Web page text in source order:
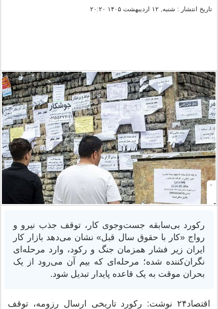
تاریخ انتشار : شنبه, ۱۲ اردیبهشت ۱۴۰۵ ۲۰:۲۰
رکورد بی‌سابقه جست‌وجوی کار، توقف جذب نیرو و
رواج «کار با حقوق سال قبل» نشان می‌دهد بازار کار
ایران زیر فشار همزمان جنگ و رکود، وارد مرحله‌ای
نگران‌کننده شده؛ مرحله‌ای که بیم آن می‌رود از یک
بحران موقت به یک قاعده پایدار تبدیل شود.
اقتصاد۲۴ نوشت: رکورد تاریخی ارسال رزومه، توقف